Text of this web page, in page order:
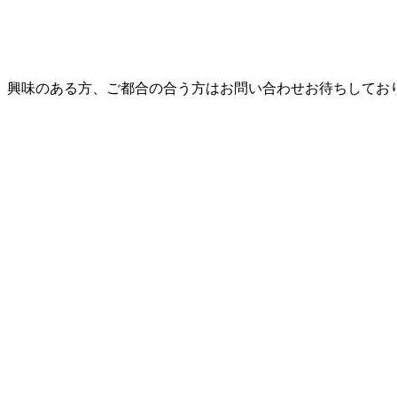
興味のある方、ご都合の合う方はお問い合わせお待ちしてお